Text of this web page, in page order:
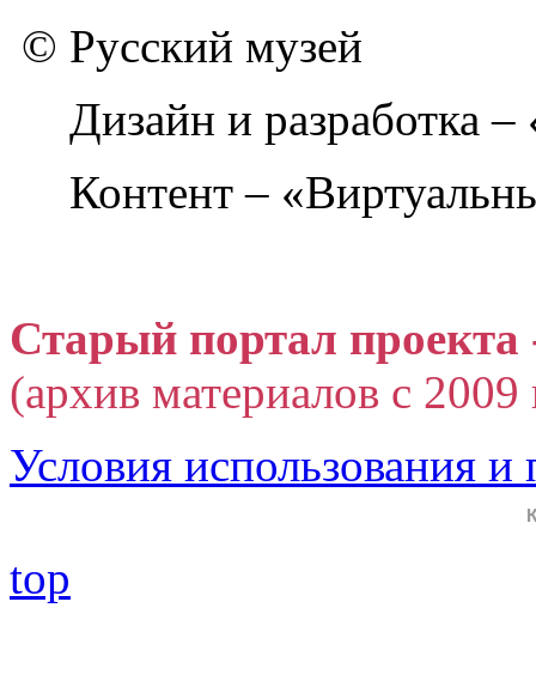
© Русский музей
Дизайн и разработка
Контент –
Старый портал
(архив материалов с
Условия использования
top